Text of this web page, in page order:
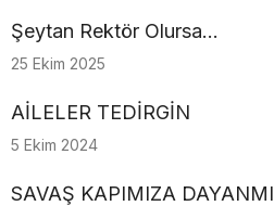
Şeytan Rektör Olursa…
25 Ekim 2025
AİLELER TEDİRGİN
5 Ekim 2024
SAVAŞ KAPIMIZA